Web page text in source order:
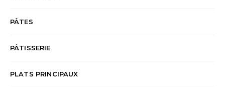
PÂTES
PÂTISSERIE
PLATS PRINCIPAUX